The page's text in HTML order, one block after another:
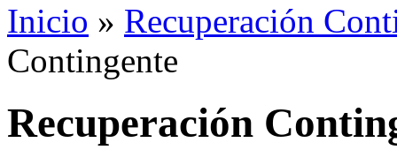
Inicio » Recuperación
Contingente
Recuperación